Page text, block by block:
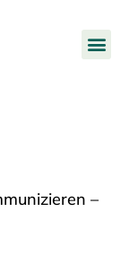
–